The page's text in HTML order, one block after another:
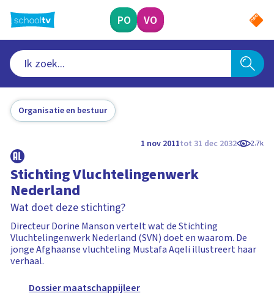
naar
hoofdinhoud
PO VO
Organisatie en bestuur
1 nov 2011tot 31 dec 2032 2.7k
Stichting Vluchtelingenwerk
Nederland
Wat doet deze stichting?
Directeur Dorine Manson vertelt wat de Stichting
Vluchtelingenwerk Nederland (SVN) doet en waarom. De
jonge Afghaanse vluchteling Mustafa Aqeli illustreert haar
verhaal.
Dossier maatschappijleer